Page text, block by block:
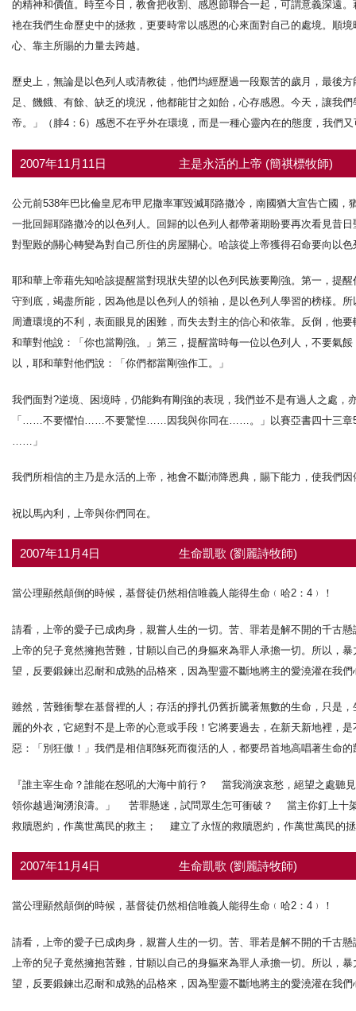
的精神和價值。時至今日，教會把收割、感恩節聯合一起，可謂意義深遠
衪在我們生命歷史中的拯救，更要時常以感恩的心來面對自己的處境。順
心、靠主所賜的力量去跨越。
歷史上，無論是以色列人或清教徒，他們均經歷過一段艱苦的歲月，最後
足、饑餓、有餘、缺乏的境況，他都能甘之如飴，心存感恩。今天，讓我
帝。」（腓4：6）感恩不在乎外在環境，而是一種心靈內在的態度，我們
2007年11月11日 主是永活的上帝 (簡祺標牧師)
公元前538年巴比倫皇尼布甲尼撒率軍毀滅耶路撒冷，南國猶大宣告亡國
一批回歸耶路撒冷的以色列人。回歸的以色列人都帶著期盼要再次看見昔
對聖殿的關心轉變為對自己所住的房屋關心。哈該從上帝獲得召命要向以
耶和華上帝藉先知哈該提醒當對現狀失望的以色列民族要剛強。第一，提
守到底，竭盡所能，因為他是以色列人的領袖，是以色列人學習的榜樣。
周遭環境的不利，表面眼見的困難，而失去對主的信心和依靠。反倒，他
和華對他說：「你也當剛強。」第三，提醒當時每一位以色列人，不要氣
以，耶和華對他們說：「你們都當剛強作工。」
我們面對?逆境、困境時，仍能夠有剛強的表現，我們並不是有過人之處
「……不要懼怕……不要驚惶……因我與你同在……。」以賽亞書四十三章5
……」
我們所相信的主乃是永活的上帝，祂會不斷沛降恩典，賜下能力，使我們
祝以馬內利，上帝與你們同在。
2007年11月4日 生命凱歌 (劉麗詩牧師)
當公理顯然顛倒的時候，基督徒仍然相信唯義人能得生命﹙哈2：4﹚！
請看，上帝的愛子已成肉身，親嘗人生的一切。苦、罪若是解不開的千古
上帝的兒子竟然擁抱苦難，甘願以自己的身軀來為罪人承擔一切。所以，
望，反要鍛鍊出忍耐和成熟的品格來，因為聖靈不斷地將主的愛澆灌在我
雖然，苦難衝擊在基督裡的人；存活的掙扎仍舊折騰著無數的生命，只是
麗的外衣，它絕對不是上帝的心意或手段！它將要過去，在新天新地裡，
惡：「別狂傲！」我們是相信耶穌死而復活的人，都要昂首地高唱著生命的
『誰主宰生命？誰能在怒吼的大海中前行？ 當我淌淚哀愁，絕望之
領你越過洶湧浪濤。」 苦罪懸迷，試問眾生怎可衝破？ 當主你釘上
救贖恩約，作萬世萬民的救主； 建立了永恆的救贖恩約，作萬世萬民的
2007年11月4日 生命凱歌 (劉麗詩牧師)
當公理顯然顛倒的時候，基督徒仍然相信唯義人能得生命﹙哈2：4﹚！
請看，上帝的愛子已成肉身，親嘗人生的一切。苦、罪若是解不開的千古
上帝的兒子竟然擁抱苦難，甘願以自己的身軀來為罪人承擔一切。所以，
望，反要鍛鍊出忍耐和成熟的品格來，因為聖靈不斷地將主的愛澆灌在我